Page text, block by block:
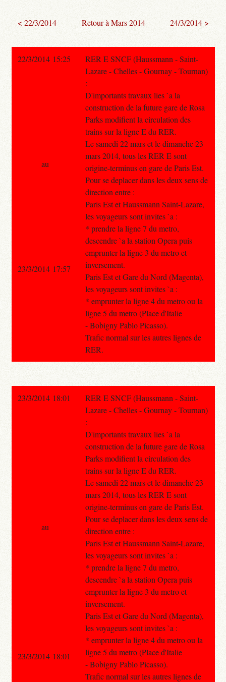
< 22/3/2014 Retour à Mars 2014 24/3/2014 >
22/3/2014 15:25
RER E SNCF (Haussmann - Saint-
Lazare - Chelles - Gournay - Tournan)
:
D'importants travaux lies `a la
construction de la future gare de Rosa
Parks modifient la circulation des
trains sur la ligne E du RER.
Le samedi 22 mars et le dimanche 23
mars 2014, tous les RER E sont
origine-terminus en gare de Paris Est.
Pour se deplacer dans les deux sens de
direction entre :
Paris Est et Haussmann Saint-Lazare,
les voyageurs sont invites `a :
* prendre la ligne 7 du metro,
descendre `a la station Opera puis
emprunter la ligne 3 du metro et
inversement.
Paris Est et Gare du Nord (Magenta),
les voyageurs sont invites `a :
* emprunter la ligne 4 du metro ou la
ligne 5 du metro (Place d'Italie
- Bobigny Pablo Picasso).
Trafic normal sur les autres lignes de
RER.
au
23/3/2014 17:57
23/3/2014 18:01
RER E SNCF (Haussmann - Saint-
Lazare - Chelles - Gournay - Tournan)
:
D'importants travaux lies `a la
construction de la future gare de Rosa
Parks modifient la circulation des
trains sur la ligne E du RER.
Le samedi 22 mars et le dimanche 23
mars 2014, tous les RER E sont
origine-terminus en gare de Paris Est.
Pour se deplacer dans les deux sens de
direction entre :
Paris Est et Haussmann Saint-Lazare,
les voyageurs sont invites `a :
* prendre la ligne 7 du metro,
descendre `a la station Opera puis
emprunter la ligne 3 du metro et
inversement.
Paris Est et Gare du Nord (Magenta),
les voyageurs sont invites `a :
* emprunter la ligne 4 du metro ou la
ligne 5 du metro (Place d'Italie
- Bobigny Pablo Picasso).
Trafic normal sur les autres lignes de
au
23/3/2014 18:01